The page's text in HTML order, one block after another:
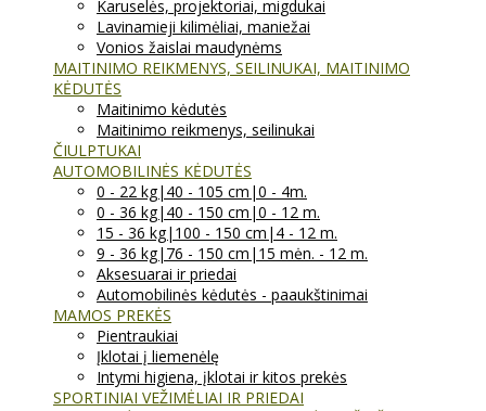
Karuselės, projektoriai, migdukai
Lavinamieji kilimėliai, maniežai
Vonios žaislai maudynėms
MAITINIMO REIKMENYS, SEILINUKAI, MAITINIMO
KĖDUTĖS
Maitinimo kėdutės
Maitinimo reikmenys, seilinukai
ČIULPTUKAI
AUTOMOBILINĖS KĖDUTĖS
0 - 22 kg|40 - 105 cm|0 - 4m.
0 - 36 kg|40 - 150 cm|0 - 12 m.
15 - 36 kg|100 - 150 cm|4 - 12 m.
9 - 36 kg|76 - 150 cm|15 mėn. - 12 m.
Aksesuarai ir priedai
Automobilinės kėdutės - paaukštinimai
MAMOS PREKĖS
Pientraukiai
Įklotai į liemenėlę
Intymi higiena, įklotai ir kitos prekės
SPORTINIAI VEŽIMĖLIAI IR PRIEDAI